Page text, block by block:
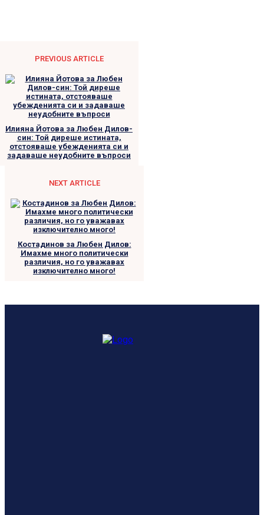
PREVIOUS ARTICLE
Илияна Йотова за Любен Дилов-
син: Той диреше истината,
отстояваше убежденията си и
задаваше неудобните въпроси
NEXT ARTICLE
Костадинов за Любен Дилов:
Имахме много политически
различия, но го уважавах
изключително много!